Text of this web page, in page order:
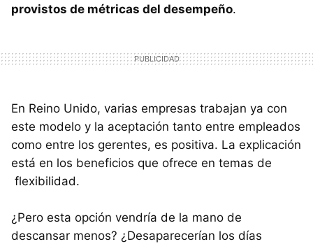
provistos de métricas del desempeño.
En Reino Unido, varias empresas trabajan ya con
este modelo y la aceptación tanto entre empleados
como entre los gerentes, es positiva. La explicación
está en los beneficios que ofrece en temas de
flexibilidad.
¿Pero esta opción vendría de la mano de
descansar menos? ¿Desaparecerían los días